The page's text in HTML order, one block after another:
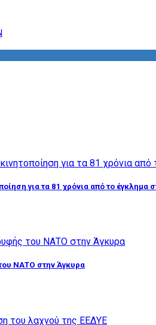
για τα 81 χρόνια από το έγκλημα
ΝΑΤΟ στην Άγκυρα